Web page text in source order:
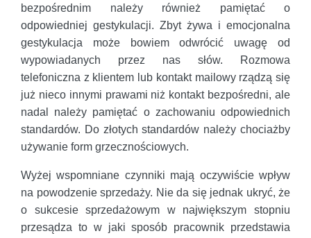
bezpośrednim należy również pamiętać o
odpowiedniej gestykulacji. Zbyt żywa i emocjonalna
gestykulacja może bowiem odwrócić uwagę od
wypowiadanych przez nas słów. Rozmowa
telefoniczna z klientem lub kontakt mailowy rządzą się
już nieco innymi prawami niż kontakt bezpośredni, ale
nadal należy pamiętać o zachowaniu odpowiednich
standardów. Do złotych standardów należy chociażby
używanie form grzecznościowych.
Wyżej wspomniane czynniki mają oczywiście wpływ
na powodzenie sprzedaży. Nie da się jednak ukryć, że
o sukcesie sprzedażowym w największym stopniu
przesądza to w jaki sposób pracownik przedstawia